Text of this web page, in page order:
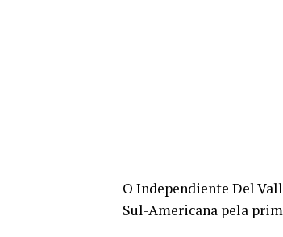
O Independiente Del
Sul-Americana pela